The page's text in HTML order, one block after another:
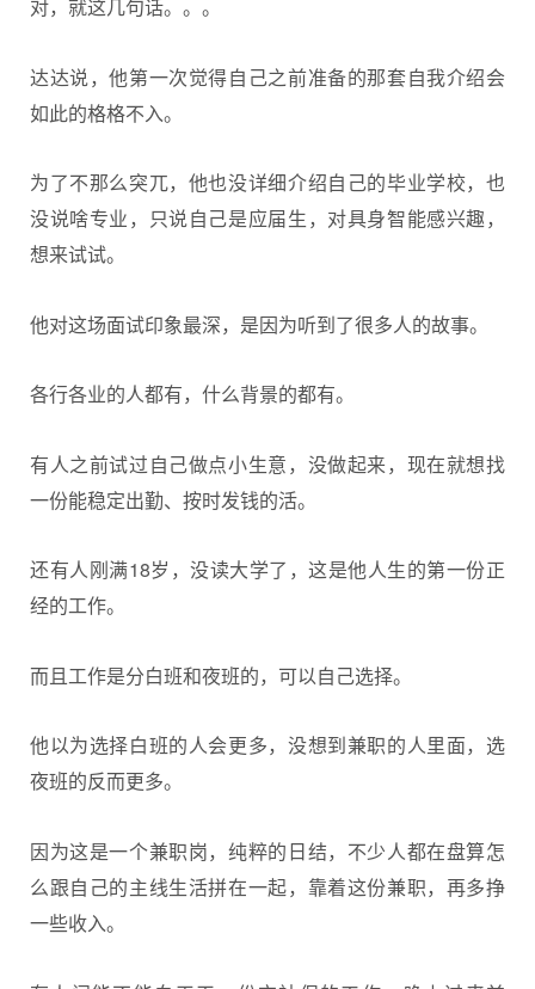
对，就这几句话。。。
达达说，他第一次觉得自己之前准备的那套自我介绍会
如此的格格不入。
为了不那么突兀，他也没详细介绍自己的毕业学校，也
没说啥专业，只说自己是应届生，对具身智能感兴趣，
想来试试。
他对这场面试印象最深，是因为听到了很多人的故事。
各行各业的人都有，什么背景的都有。
有人之前试过自己做点小生意，没做起来，现在就想找
一份能稳定出勤、按时发钱的活。
还有人刚满18岁，没读大学了，这是他人生的第一份正
经的工作。
而且工作是分白班和夜班的，可以自己选择。
他以为选择白班的人会更多，没想到兼职的人里面，选
夜班的反而更多。
因为这是一个兼职岗，纯粹的日结，不少人都在盘算怎
么跟自己的主线生活拼在一起，靠着这份兼职，再多挣
一些收入。